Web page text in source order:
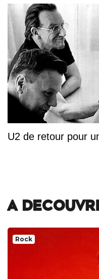
U2 de retour pour
A
Rock